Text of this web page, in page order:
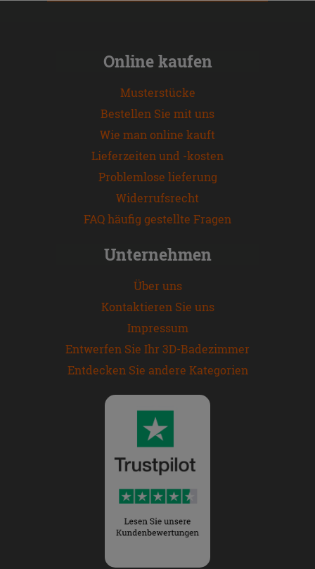
Online kaufen
Musterstücke
Bestellen Sie mit uns
Wie man online kauft
Lieferzeiten und -kosten
Problemlose lieferung
Widerrufsrecht
FAQ häufig gestellte Fragen
Unternehmen
Über uns
Kontaktieren Sie uns
Impressum
Entwerfen Sie Ihr 3D-Badezimmer
Entdecken Sie andere Kategorien